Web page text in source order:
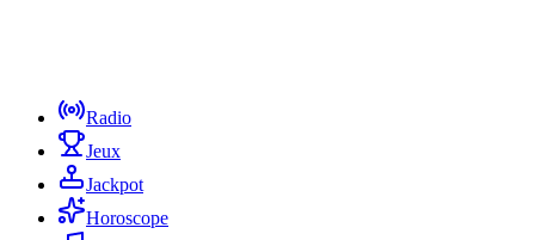
Radio
Jeux
Jackpot
Horoscope